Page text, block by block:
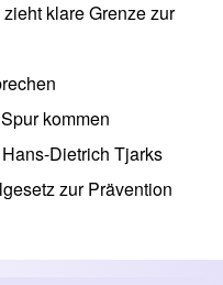
klare Grenze zur
kommen
Dietrich Tjarks
zur Prävention